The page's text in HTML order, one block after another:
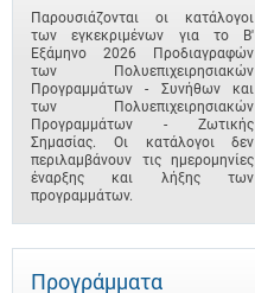
Παρουσιάζονται οι κατάλογοι
των εγκεκριμένων για το B'
Εξάμηνο 2026 Προδιαγραφών
των Πολυεπιχειρησιακών
Προγραμμάτων - Συνήθων και
των Πολυεπιχειρησιακών
Προγραμμάτων - Ζωτικής
Σημασίας. Οι κατάλογοι δεν
περιλαμβάνουν τις ημερομηνίες
έναρξης και λήξης των
προγραμμάτων.
Προγράμματα